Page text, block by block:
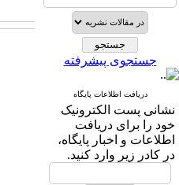
Leadership and Quality of
Work Life
Raziyeh Abedini
Velamdehy، Nasrin Arshadi
، Kioumars Beshlideh
The Effect of Inclusive
Leadership on Change-
Oriented Organizational
Citizenship Behavior and
Benevolent Rule-Breaking:
The Mediating Role of
جستجوی پیشرفته
دریافت اطلاعات پایگاه
نشانی پست الکترونیک
خود را برای دریافت
اطلاعات و اخبار پایگاه،
در کادر زیر وارد کنید.